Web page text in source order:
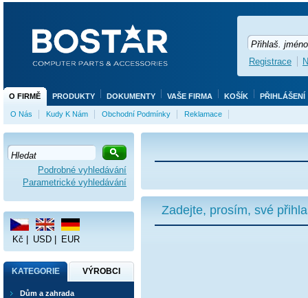
Zadejte, prosím, své
Podrobné vyhledávání
Parametrické vyhledávání
Kč USD EUR
KATEGORIE VÝROBCI
Dům a zahrada
O FIRMĚ PRODUKTY DOKUMENTY VAŠE FIRMA KOŠÍK PŘIHLÁŠENÍ
O Nás Kudy K Nám Obchodní Podmínky Reklamace
Registrace